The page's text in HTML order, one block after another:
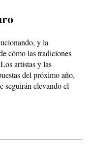
y la
cómo las tradiciones
artistas y las
del próximo año,
seguirán elevando el